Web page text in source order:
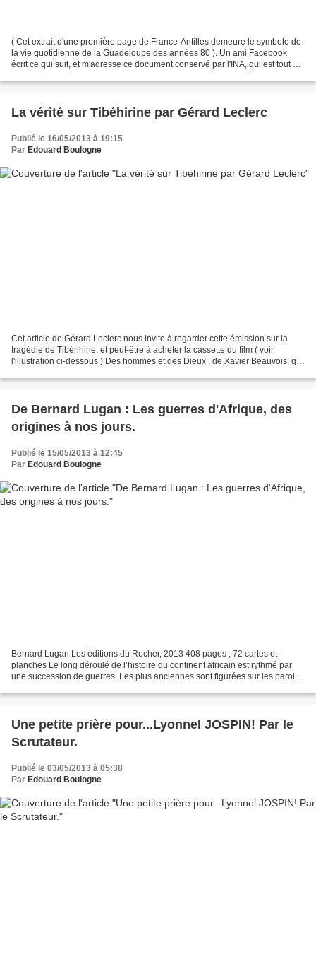
( Cet extrait d'une première page de France-Antilles demeure le symbole de
la vie quotidienne de la Guadeloupe des années 80 ). Un ami Facebook
écrit ce qui suit, et m'adresse ce document conservé par l'INA, qui est tout à
La vérité sur Tibéhirine par Gérard Leclerc
Publié le 16/05/2013 à 19:15
Par Edouard Boulogne
Cet article de Gérard Leclerc nous invite à regarder cette émission sur la
tragédie de Tibérihine, et peut-être à acheter la cassette du film ( voir
l'illustration ci-dessous ) Des hommes et des Dieux , de Xavier Beauvois, qui
De Bernard Lugan : Les guerres d'Afrique, des
origines à nos jours.
Publié le 15/05/2013 à 12:45
Par Edouard Boulogne
Bernard Lugan Les éditions du Rocher, 2013 408 pages ; 72 cartes et
planches Le long déroulé de l’histoire du continent africain est rythmé par
une succession de guerres. Les plus anciennes sont figurées sur les parois
Une petite prière pour...Lyonnel JOSPIN! Par le
Scrutateur.
Publié le 03/05/2013 à 05:38
Par Edouard Boulogne